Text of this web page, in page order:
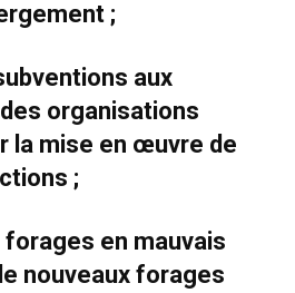
;
aux
organisations
la mise en œuvre de
;
forages en mauvais
nouveaux forages